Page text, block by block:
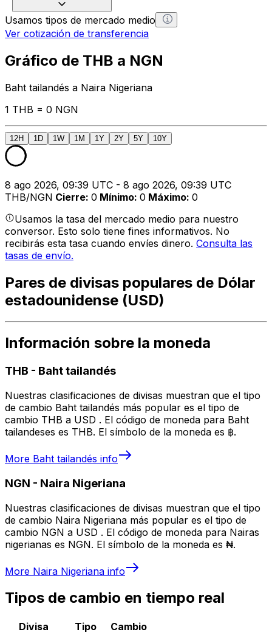
Usamos tipos de mercado medio
Ver cotización de transferencia
Gráfico de THB a NGN
Baht tailandés a Naira Nigeriana
1 THB = 0 NGN
12H 1D 1W 1M 1Y 2Y 5Y 10Y
8 ago 2026, 09:39 UTC - 8 ago 2026, 09:39 UTC
THB/NGN Cierre: 0 Mínimo: 0 Máximo: 0
Usamos la tasa del mercado medio para nuestro
conversor. Esto solo tiene fines informativos. No
recibirás esta tasa cuando envíes dinero. Consulta las
tasas de envío.
Pares de divisas populares de Dólar
estadounidense (USD)
Información sobre la moneda
THB - Baht tailandés
Nuestras clasificaciones de divisas muestran que el tipo
de cambio Baht tailandés más popular es el tipo de
cambio THB a USD . El código de moneda para Baht
tailandeses es THB. El símbolo de la moneda es ฿.
More Baht tailandés info
NGN - Naira Nigeriana
Nuestras clasificaciones de divisas muestran que el tipo
de cambio Naira Nigeriana más popular es el tipo de
cambio NGN a USD . El código de moneda para Nairas
nigerianas es NGN. El símbolo de la moneda es ₦.
More Naira Nigeriana info
Tipos de cambio en tiempo real
Divisa Tipo
Cambio